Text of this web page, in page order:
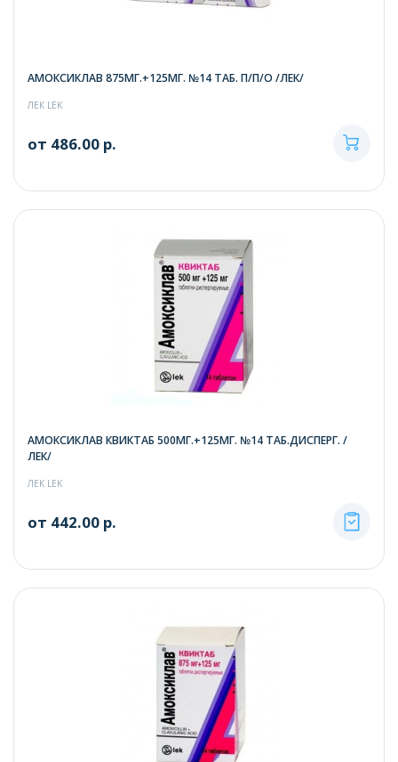
АМОКСИКЛАВ 875МГ.+125МГ. №14 ТАБ. П/П/О /ЛЕК/
ЛЕК LEK
от 486.00 р.
АМОКСИКЛАВ КВИКТАБ 500МГ.+125МГ. №14 ТАБ.ДИСПЕРГ. /
ЛЕК/
ЛЕК LEK
от 442.00 р.